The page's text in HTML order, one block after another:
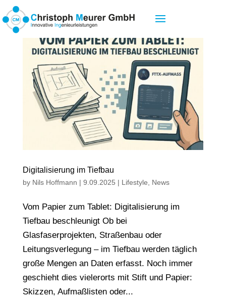
Digitalisierung im Tiefbau
by Nils Hoffmann | 9.09.2025 | Lifestyle News
Vom Papier zum Tablet: Digitalisierung im
Tiefbau beschleunigt Ob bei
Glasfaserprojekten, Straßenbau oder
Leitungsverlegung – im Tiefbau werden täglich
große Mengen an Daten erfasst. Noch immer
geschieht dies vielerorts mit Stift und Papier:
Skizzen, Aufmaßlisten oder...